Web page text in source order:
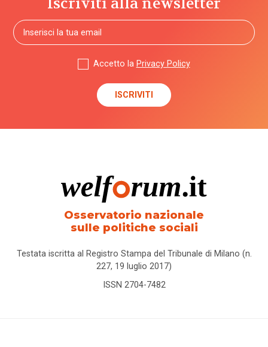
Accetto la Privacy Policy
Osservatorio nazionale
sulle politiche sociali
Testata iscritta al Registro Stampa del Tribunale di Milano (n.
227, 19 luglio 2017)
ISSN 2704-7482